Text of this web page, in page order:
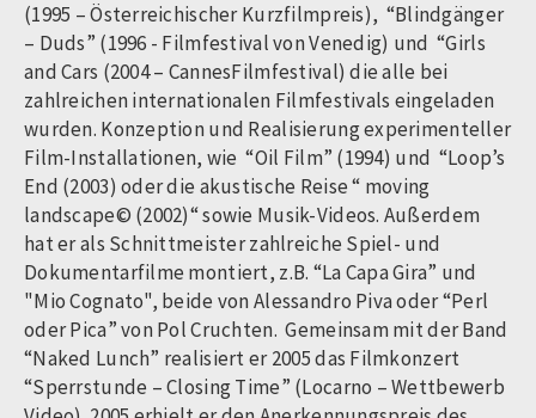
(1995 – Österreichischer Kurzfilmpreis), “Blindgänger
– Duds” (1996 - Filmfestival von Venedig) und “Girls
and Cars (2004 – CannesFilmfestival) die alle bei
zahlreichen internationalen Filmfestivals eingeladen
wurden. Konzeption und Realisierung experimenteller
Film-Installationen, wie “Oil Film” (1994) und “Loop’s
End (2003) oder die akustische Reise “ moving
landscape© (2002)“ sowie Musik-Videos. Außerdem
hat er als Schnittmeister zahlreiche Spiel- und
Dokumentarfilme montiert, z.B. “La Capa Gira” und
"Mio Cognato", beide von Alessandro Piva oder “Perl
oder Pica” von Pol Cruchten. Gemeinsam mit der Band
“Naked Lunch” realisiert er 2005 das Filmkonzert
“Sperrstunde – Closing Time” (Locarno – Wettbewerb